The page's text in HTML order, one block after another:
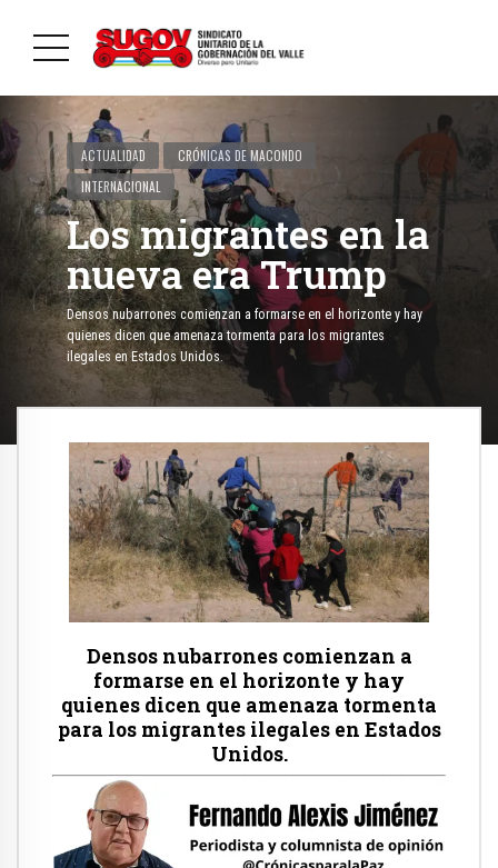
ACTUALIDAD
CRÓNICAS DE MACONDO
INTERNACIONAL
Los migrantes en la
nueva era Trump
Densos nubarrones comienzan a formarse en el horizonte y hay
quienes dicen que amenaza tormenta para los migrantes
ilegales en Estados Unidos.
Densos nubarrones comienzan a
formarse en el horizonte y hay
quienes dicen que amenaza tormenta
para los migrantes ilegales en Estados
Unidos.